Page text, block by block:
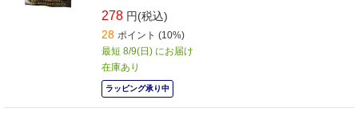
278 円(税込)
28 ポイント (10%)
最短 8/9(日) にお届け
在庫あり
ラッピング承り中